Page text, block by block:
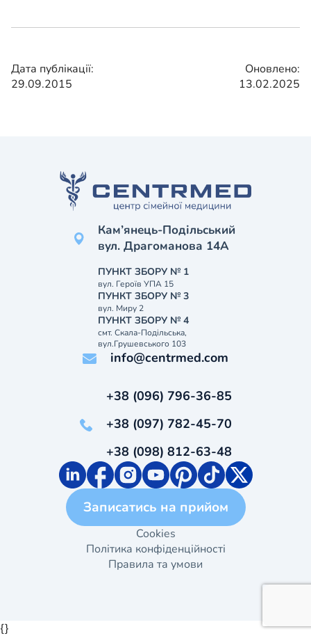
Дата публікації:
29.09.2015
Оновлено:
13.02.2025
Кам’янець-Подільський
вул. Драгоманова 14А
ПУНКТ ЗБОРУ № 1
вул. Героїв УПА 15
ПУНКТ ЗБОРУ № 3
вул. Миру 2
ПУНКТ ЗБОРУ № 4
смт. Скала-Подільська,
вул.Грушевського 103
info@centrmed.com
+38 (096) 796-36-85
+38 (097) 782-45-70
+38 (098) 812-63-48
Записатись на прийом
Cookies
Політика конфіденційності
Правила та умови
{}